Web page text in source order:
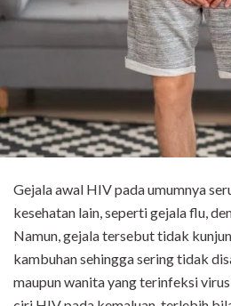
Gejala awal HIV pada umumnya
kesehatan lain, seperti gejala flu,
Namun, gejala tersebut tidak
kambuhan sehingga sering tidak
maupun wanita yang terinfeksi